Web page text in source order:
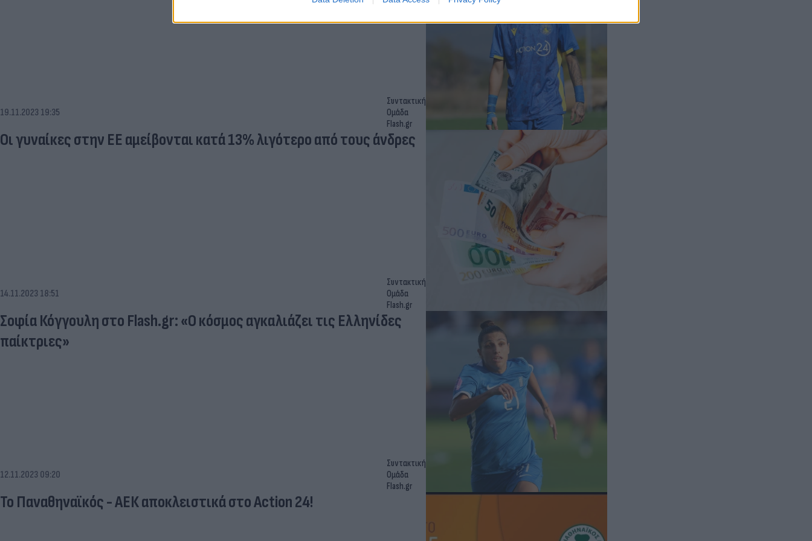
19.11.2023 19:35
Συντακτική
Ομάδα
Flash.gr
Οι γυναίκες στην ΕΕ αμείβονται κατά 13% λιγότερο από τους άνδρες
14.11.2023 18:51
Συντακτική
Ομάδα
Flash.gr
Σοφία Κόγγουλη στο Flash.gr: «Ο κόσμος αγκαλιάζει τις Ελληνίδες
παίκτριες»
12.11.2023 09:20
Συντακτική
Ομάδα
Flash.gr
Το Παναθηναϊκός - ΑΕΚ αποκλειστικά στο Action 24!